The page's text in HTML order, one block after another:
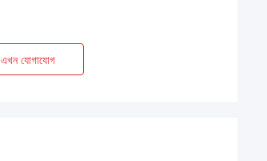
এখন যোগাযোগ